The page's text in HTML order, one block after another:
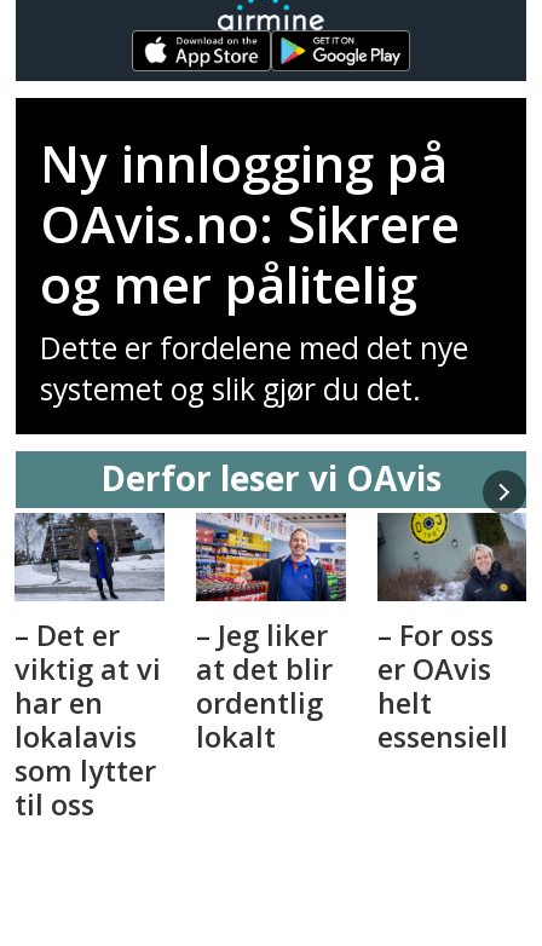
Ny innlogging på
OAvis.no: Sikrere
og mer pålitelig
Dette er fordelene med det nye
systemet og slik gjør du det.
Derfor leser vi OAvis
– Jeg liker
at det blir
ordentlig
lokalt
– For oss
er OAvis
helt
essensiell
– OAvis
har blitt
viktigere
for meg